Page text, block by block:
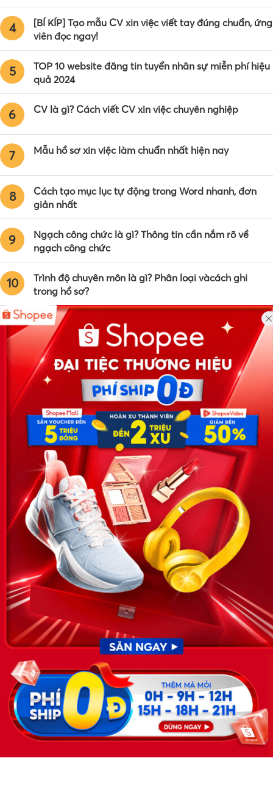
4
[BÍ KÍP] Tạo mẫu CV xin việc viết tay đúng chuẩn, ứng
viên đọc ngay!
5
TOP 10 website đăng tin tuyển nhân sự miễn phí hiệu
quả 2024
6 CV là gì? Cách viết CV xin việc chuyên nghiệp
7 Mẫu hồ sơ xin việc làm chuẩn nhất hiện nay
8
Cách tạo mục lục tự động trong Word nhanh, đơn
giản nhất
9
Ngạch công chức là gì? Thông tin cần nắm rõ về
ngạch công chức
10
Trình độ chuyên môn là gì? Phân loại vàcách ghi
trong hồ sơ?
Công ty TNHH Eyeplus Online
Địa chỉ: Số 81, ngõ 68, đường Cầu Giấy, Tổ 05, Phường Quan
Hoa, Quận Cầu Giấy, TP Hà Nội, Việt Nam
SĐT: 0981 448 766
Email:
hotro@timviec.com.vn
VỀ CHÚNG TÔI
News.timviec.com.vn là website cung cấp thông tin liên quan đến
nhân sự, nghề nghiệp do Timviec.com.vn vận hành nhằm giúp
doanh nghiệp, nhân sự tuyển dụng, người đi làm, người tìm việc
cập nhật thông tin và đáp ứng được mong muốn của mình.
KẾT NỐI
Giấy phép hoạt động dịch vụ
việc làm số 54/2019/SLĐTBXH-
GP do Sở lao động thương
binh và xã hội cấp ngày 30
tháng 12 năm 2019.